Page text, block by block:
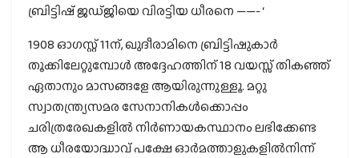
ബ്രിട്ടിഷ് ജഡ്ജിയെ വിരട്ടിയ ധീരനെ ——- ‘
1908 ഓഗസ്റ്റ് 11ന്, ഖുദീരാമിനെ ബ്രിട്ടിഷുകാർ
തൂക്കിലേറ്റുമ്പോൾ അദ്ദേഹത്തിന് 18 വയസ്സ് തികഞ്ഞ്
ഏതാനും മാസങ്ങളേ ആയിരുന്നുള്ളൂ. മറ്റു
സ്വാതന്ത്ര്യസമര സേനാനികൾക്കൊപ്പം
ചരിത്രരേഖകളിൽ നിർണായകസ്ഥാനം ലഭിക്കേണ്ട
ആ ധീരയോദ്ധാവ് പക്ഷേ ഓർമത്താളുകളിൽനിന്ന്